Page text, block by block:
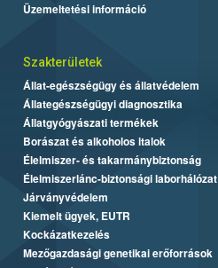
Üzemeltetési információ
Szakterületek
Állat-egészségügy és állatvédelem
Állategészségügyi diagnosztika
Állatgyógyászati termékek
Borászat és alkoholos italok
Élelmiszer- és takarmánybiztonság
Élelmiszerlánc-biztonsági laborhálózat
Járványvédelem
Kiemelt ügyek, EUTR
Kockázatkezelés
Mezőgazdasági genetikai erőforrások